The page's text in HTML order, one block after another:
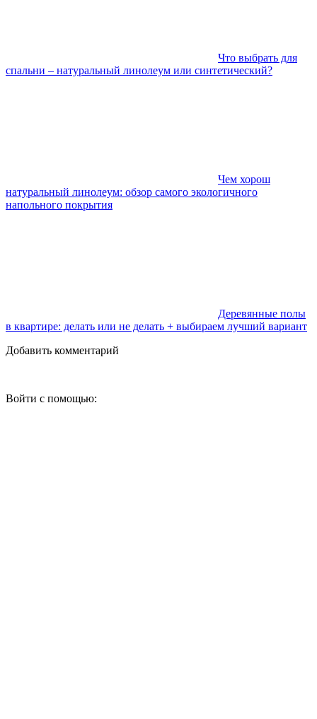
Что выбрать для
спальни – натуральный линолеум или синтетический?
Чем хорош
натуральный линолеум: обзор самого экологичного
напольного покрытия
Деревянные полы
в квартире: делать или не делать + выбираем лучший вариант
Добавить комментарий
Войти с помощью: